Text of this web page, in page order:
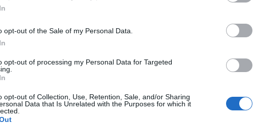
opt-out of the Sale of my Personal Data.
opt-out of processing my Personal Data for Targeted
opt-out of Collection, Use, Retention, Sale, and/or Sharing
Data that Is Unrelated with the Purposes for which it
→
Youth Orchestra, αρπίστρια, Μέγαρο Μουσικής